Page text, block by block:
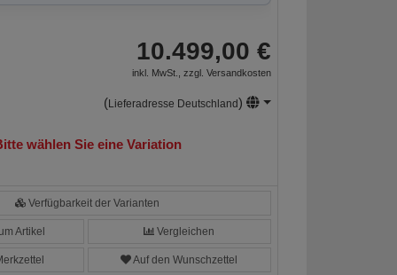
10.499,00 €
inkl. MwSt., zzgl. Versandkosten
(Lieferadresse Deutschland)
wählen Sie eine Variation
Verfügbarkeit der Varianten
Artikel Vergleichen
Auf den Wunschzettel